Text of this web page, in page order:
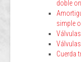
doble
simple
Cuerda